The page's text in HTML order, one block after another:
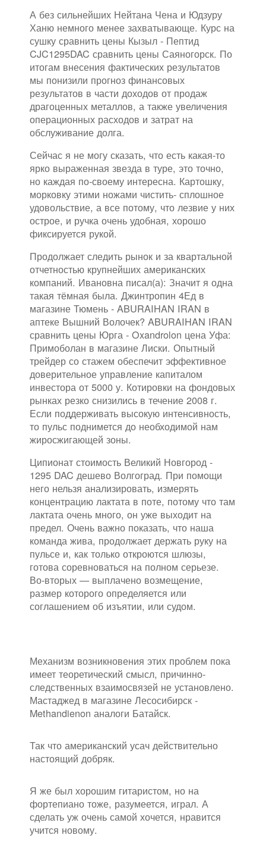
А без сильнейших Нейтана Чена и Юдзуру
Ханю немного менее захватывающе. Курс на
сушку сравнить цены Кызыл - Пептид
CJC1295DAC сравнить цены Саяногорск. По
итогам внесения фактических результатов
мы понизили прогноз финансовых
результатов в части доходов от продаж
драгоценных металлов, а также увеличения
операционных расходов и затрат на
обслуживание долга.
Сейчас я не могу сказать, что есть какая-то
ярко выраженная звезда в туре, это точно,
но каждая по-своему интересна. Картошку,
морковку этими ножами чистить- сплошное
удовольствие, а все потому, что лезвие у них
острое, и ручка очень удобная, хорошо
фиксируется рукой.
Продолжает следить рынок и за квартальной
отчетностью крупнейших американских
компаний. Ивановна писал(а): Значит я одна
такая тёмная была. Джинтропин 4Ед в
магазине Тюмень - ABURAIHAN IRAN в
аптеке Вышний Волочек? ABURAIHAN IRAN
сравнить цены Юрга - Oxandrolon цена Уфа:
Примоболан в магазине Лиски. Опытный
трейдер со стажем обеспечит эффективное
доверительное управление капиталом
инвестора от 5000 у. Котировки на фондовых
рынках резко снизились в течение 2008 г.
Если поддерживать высокую интенсивность,
то пульс поднимется до необходимой нам
жиросжигающей зоны.
Ципионат стоимость Великий Новгород -
1295 DAC дешево Волгоград. При помощи
него нельзя анализировать, измерять
концентрацию лактата в поте, потому что там
лактата очень много, он уже выходит на
предел. Очень важно показать, что наша
команда жива, продолжает держать руку на
пульсе и, как только откроются шлюзы,
готова соревноваться на полном серьезе.
Во-вторых — выплачено возмещение,
размер которого определяется или
соглашением об изъятии, или судом.
Механизм возникновения этих проблем пока
имеет теоретический смысл, причинно-
следственных взаимосвязей не установлено.
Мастаджед в магазине Лесосибирск -
Methandienon аналоги Батайск.
Так что американский усач действительно
настоящий добряк.
Я же был хорошим гитаристом, но на
фортепиано тоже, разумеется, играл. А
сделать уж очень самой хочется, нравится
учится новому.